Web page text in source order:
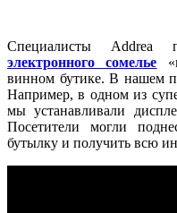
Специалисты Addrea
электронного сомелье
винном бутике. В нашем
Например, в одном из
мы устанавливали
Посетители могли
бутылку и получить всю